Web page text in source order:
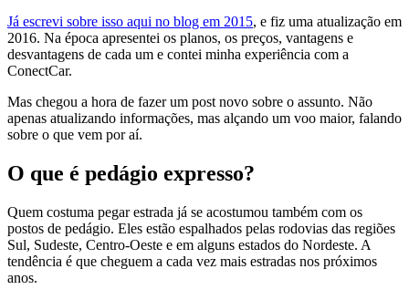
Já escrevi sobre isso aqui no blog em 2015, e fiz uma atualização em
2016. Na época apresentei os planos, os preços, vantagens e
desvantagens de cada um e contei minha experiência com a
ConectCar.
Mas chegou a hora de fazer um post novo sobre o assunto. Não
apenas atualizando informações, mas alçando um voo maior, falando
sobre o que vem por aí.
O que é pedágio expresso?
Quem costuma pegar estrada já se acostumou também com os
postos de pedágio. Eles estão espalhados pelas rodovias das regiões
Sul, Sudeste, Centro-Oeste e em alguns estados do Nordeste. A
tendência é que cheguem a cada vez mais estradas nos próximos
anos.